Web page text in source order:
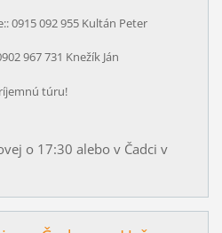
0915 092 955 Kultán Peter
Knežík Ján
túru!
o 17:30 alebo v Čadci v